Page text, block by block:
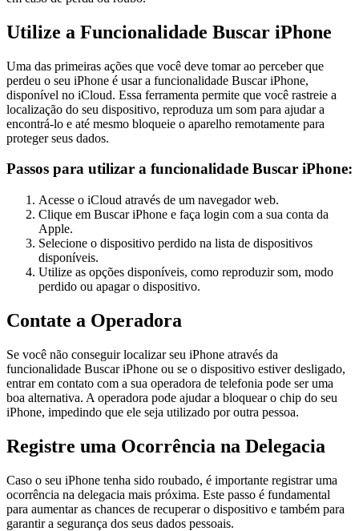
Utilize a Funcionalidade Buscar iPhone
Uma das primeiras ações que você deve tomar ao perceber que
perdeu o seu iPhone é usar a funcionalidade Buscar iPhone,
disponível no iCloud. Essa ferramenta permite que você rastreie a
localização do seu dispositivo, reproduza um som para ajudar a
encontrá-lo e até mesmo bloqueie o aparelho remotamente para
proteger seus dados.
Passos para utilizar a funcionalidade Buscar iPhone:
Acesse o iCloud através de um navegador web.
Clique em Buscar iPhone e faça login com a sua conta da
Apple.
Selecione o dispositivo perdido na lista de dispositivos
disponíveis.
Utilize as opções disponíveis, como reproduzir som, modo
perdido ou apagar o dispositivo.
Contate a Operadora
Se você não conseguir localizar seu iPhone através da
funcionalidade Buscar iPhone ou se o dispositivo estiver desligado,
entrar em contato com a sua operadora de telefonia pode ser uma
boa alternativa. A operadora pode ajudar a bloquear o chip do seu
iPhone, impedindo que ele seja utilizado por outra pessoa.
Registre uma Ocorrência na Delegacia
Caso o seu iPhone tenha sido roubado, é importante registrar uma
ocorrência na delegacia mais próxima. Este passo é fundamental
para aumentar as chances de recuperar o dispositivo e também para
garantir a segurança dos seus dados pessoais.